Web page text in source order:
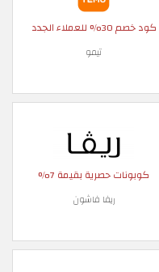
كود خصم 30% للعملاء الجدد
تيمو
كوبونات حصرية بقيمة 7%
ريفا فاشون